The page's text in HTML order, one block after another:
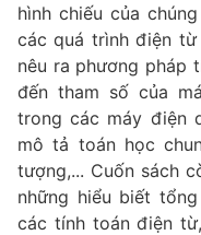
hình chiếu của
các quá trình điện
nêu ra phương pháp
đến tham số của
trong các máy điện
mô tả toán học
tượng,... Cuốn sách
những hiểu biết
các tính toán điện